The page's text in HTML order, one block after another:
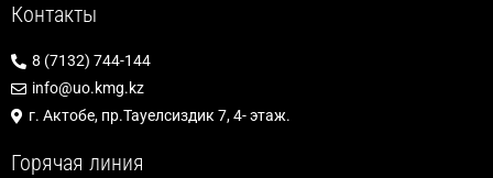
Контакты
8 (7132) 744-144
info@uo.kmg.kz
г. Актобе, пр.Тауелсиздик 7, 4- этаж.
Горячая линия